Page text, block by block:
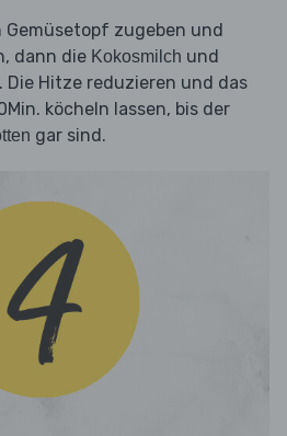
Gemüsetopf zugeben und
dann die Kokosmilch und
Die Hitze reduzieren und das
köcheln lassen, bis der
gar sind.